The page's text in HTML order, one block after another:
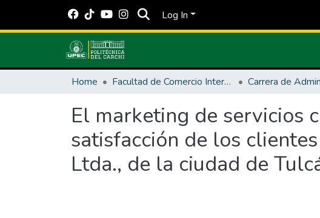
Log In
Home Facultad de Comercio Internacional, Integración, Administración y Economía Empresarial
El marketing de servicios
satisfacción de los
Ltda., de la ciudad de